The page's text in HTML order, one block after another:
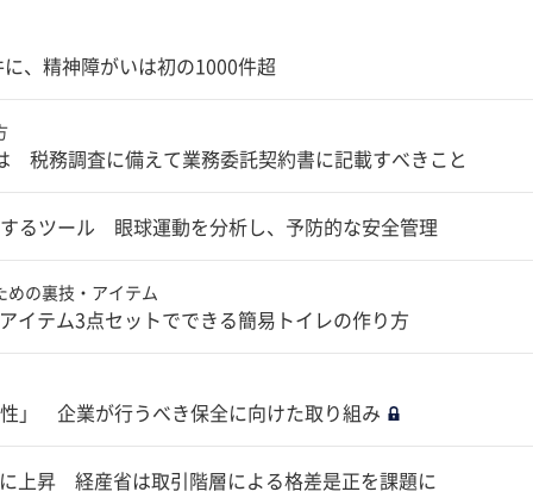
、精神障がいは初の1000件超
税務調査に備えて業務委託契約書に記載すべきこと
るツール 眼球運動を分析し、予防的な安全管理
めの裏技・アイテム
テム3点セットでできる簡易トイレの作り方
」 企業が行うべき保全に向けた取り組み
上昇 経産省は取引階層による格差是正を課題に